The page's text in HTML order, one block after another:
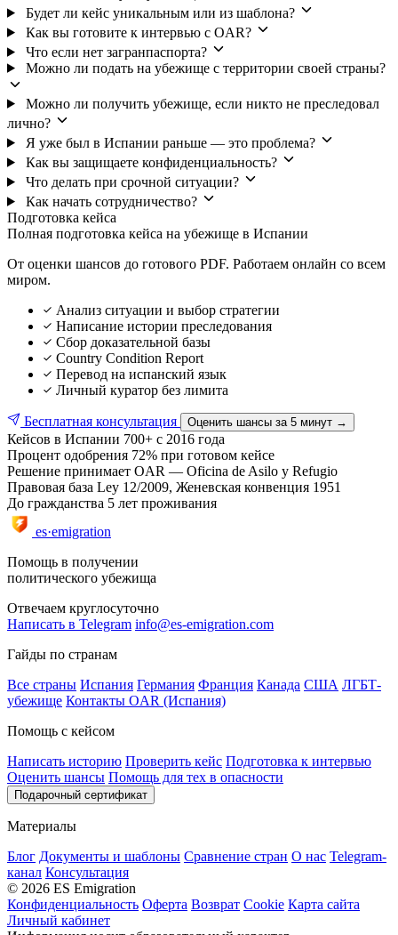
Будет ли кейс уникальным или из шаблона?
Как вы готовите к интервью с OAR?
Что если нет загранпаспорта?
Можно ли подать на убежище с территории своей страны?
Можно ли получить убежище, если никто не преследовал
лично?
Я уже был в Испании раньше — это проблема?
Как вы защищаете конфиденциальность?
Что делать при срочной ситуации?
Как начать сотрудничество?
Подготовка кейса
Полная подготовка кейса на убежище в Испании
От оценки шансов до готового PDF. Работаем онлайн со всем
миром.
Анализ ситуации и выбор стратегии
Написание истории преследования
Сбор доказательной базы
Country Condition Report
Перевод на испанский язык
Личный куратор без лимита
Бесплатная консультация Оценить шансы за 5 минут →
Кейсов в Испании 700+ с 2016 года
Процент одобрения 72% при готовом кейсе
Решение принимает OAR — Oficina de Asilo y Refugio
Правовая база Ley 12/2009, Женевская конвенция 1951
До гражданства 5 лет проживания
es·emigration
Помощь в получении
политического убежища
Отвечаем круглосуточно
Написать в Telegram info@es-emigration.com
Гайды по странам
Все страны Испания Германия Франция Канада США ЛГБТ-
убежище Контакты OAR (Испания)
Помощь с кейсом
Написать историю Проверить кейс Подготовка к интервью
Оценить шансы Помощь для тех в опасности
Подарочный сертификат
Материалы
Блог Документы и шаблоны Сравнение стран О нас Telegram-
канал Консультация
© 2026 ES Emigration
Конфиденциальность Оферта Возврат Cookie Карта сайта
Личный кабинет